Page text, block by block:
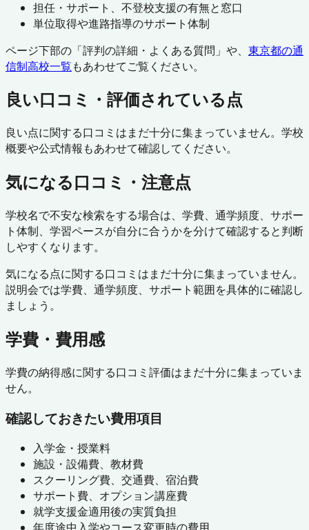
担任・サポート、不登校支援の有無と窓口
単位取得や進路指導のサポート体制
ページ下部の「評判の詳細・よくある質問」や、 東京都の通
信制高校一覧もあわせてご覧ください。
良い口コミ・評価されている点
良い点に関する口コミはまだ十分に集まっていません。学校
概要や公式情報もあわせて確認してください。
気になる口コミ・注意点
学校名で不安な検索をする場合は、学費、通学頻度、サポー
ト体制、学習ペースが自分に合うかを分けて確認すると判断
しやすくなります。
気になる点に関する口コミはまだ十分に集まっていません。
説明会では学費、通学頻度、サポート範囲を具体的に確認し
ましょう。
学費・費用感
学費の納得感に関する口コミ評価はまだ十分に集まっていま
せん。
確認しておきたい費用項目
入学金・授業料
施設・設備費、教材費
スクーリング費、交通費、宿泊費
サポート費、オプション講座費
就学支援金適用後の実質負担